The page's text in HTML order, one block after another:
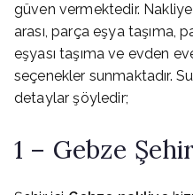
güven vermektedir.
arası, parça eşya taşıma,
eşyası taşıma ve evden
seçenekler sunmaktadır.
detaylar şöyledir;
1 – Gebze